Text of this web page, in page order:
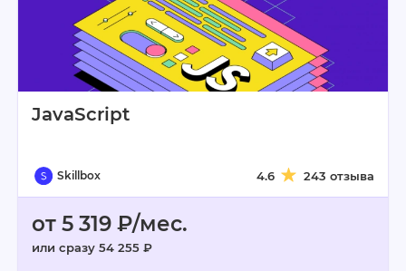
JavaScript
Skillbox 4.6 243 отзыва
от 5 319 ₽/мес.
или сразу 54 255 ₽